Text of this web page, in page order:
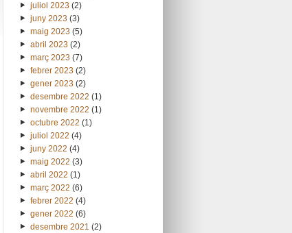
juliol 2023 (2)
juny 2023 (3)
maig 2023 (5)
abril 2023 (2)
març 2023 (7)
febrer 2023 (2)
gener 2023 (2)
desembre 2022 (1)
novembre 2022 (1)
octubre 2022 (1)
juliol 2022 (4)
juny 2022 (4)
maig 2022 (3)
abril 2022 (1)
març 2022 (6)
febrer 2022 (4)
gener 2022 (6)
desembre 2021 (2)